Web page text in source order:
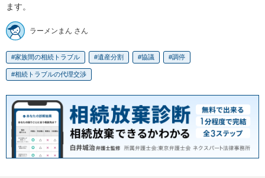
ます。
ラーメンまん さん
家族間の相続トラブル 遺産分割 協議 調停
相続トラブルの代理交渉